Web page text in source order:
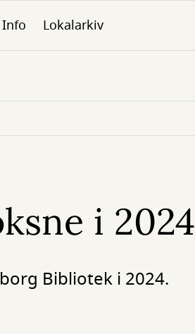
Info Lokalarkiv
i 2024
Bibliotek i 2024.